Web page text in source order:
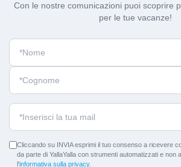
Con le nostre comunicazioni puoi scoprire
per le tue vacanze!
Cliccando su INVIA esprimi il tuo consenso a ricevere
da parte di YallaYalla con strumenti automatizzati e non
l'informativa sulla privacy.